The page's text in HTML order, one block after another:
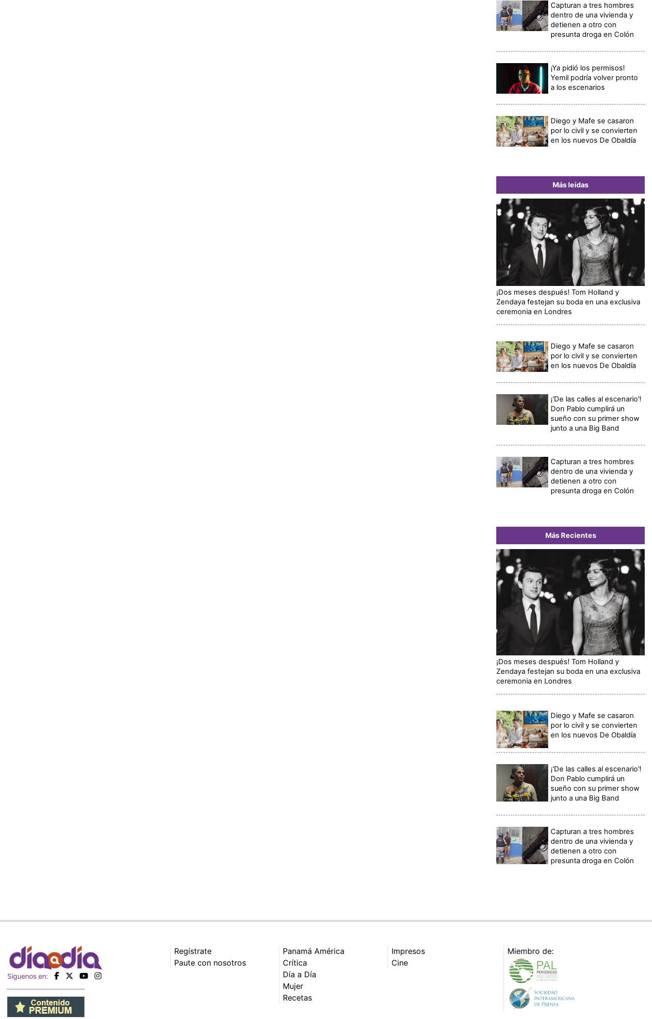
Capturan a tres hombres
dentro de una vivienda y
detienen a otro con
presunta droga en Colón
¡Ya pidió los permisos!
Yemil podría volver pronto
a los escenarios
Diego y Mafe se casaron
por lo civil y se convierten
en los nuevos De Obaldía
Más leídas
¡Dos meses después! Tom Holland y
Zendaya festejan su boda en una exclusiva
ceremonia en Londres
Diego y Mafe se casaron
por lo civil y se convierten
en los nuevos De Obaldía
¡'De las calles al escenario'!
Don Pablo cumplirá un
sueño con su primer show
junto a una Big Band
Capturan a tres hombres
dentro de una vivienda y
detienen a otro con
presunta droga en Colón
Más Recientes
¡Dos meses después! Tom Holland y
Zendaya festejan su boda en una exclusiva
ceremonia en Londres
Diego y Mafe se casaron
por lo civil y se convierten
en los nuevos De Obaldía
¡'De las calles al escenario'!
Don Pablo cumplirá un
sueño con su primer show
junto a una Big Band
Capturan a tres hombres
dentro de una vivienda y
detienen a otro con
presunta droga en Colón
Siguenos en:
Regístrate
Paute con nosotros
Panamá América
Crítica
Día a Día
Mujer
Recetas
Impresos
Cine
Miembro de: